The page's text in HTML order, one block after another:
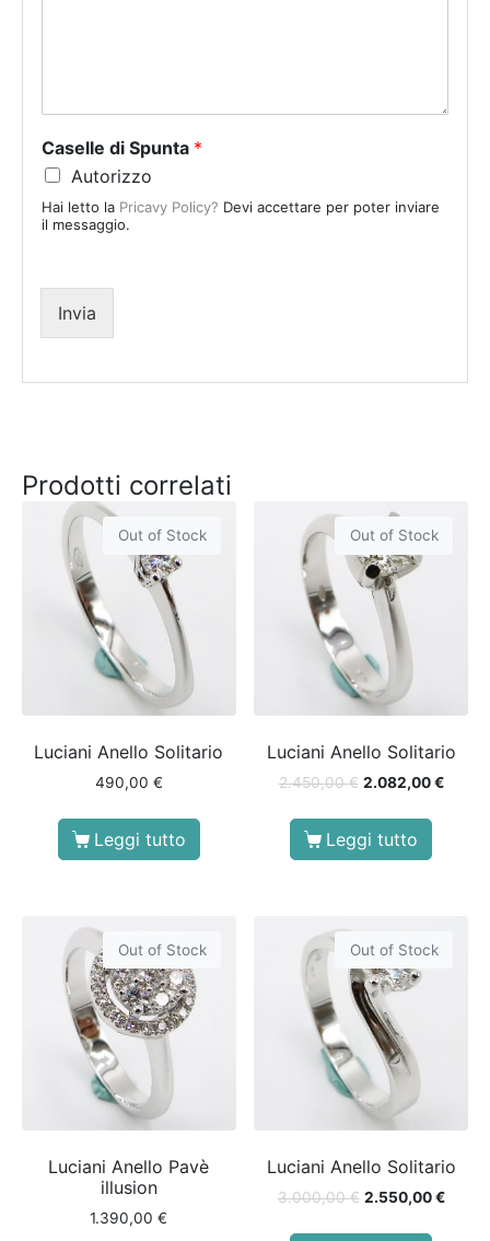
t
e
s
+
Caselle di Spunta *
Autorizzo
Hai letto la Pricavy Policy? Devi accettare per poter inviare
il messaggio.
Invia
Prodotti correlati
Out of Stock
Luciani Anello Solitario
490,00 €
Leggi tutto
Out of Stock
Luciani Anello Solitario
2.450,00€ 2.082,00€
Leggi tutto
Out of Stock
Luciani Anello Pavè
illusion
1.390,00€
Out of Stock
Luciani Anello Solitario
3.000,00€ 2.550,00€